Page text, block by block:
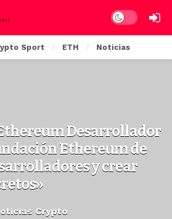
Dark mode
Sport ETH Noticias
Desarrollador
Ethereum de
y crear
Crypto